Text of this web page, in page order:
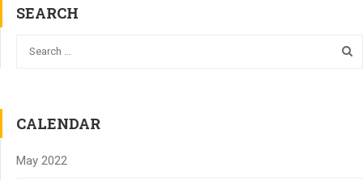
SEARCH
CALENDAR
May 2022